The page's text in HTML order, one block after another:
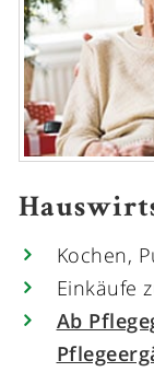
Kochen,
Einkäufe
Ab